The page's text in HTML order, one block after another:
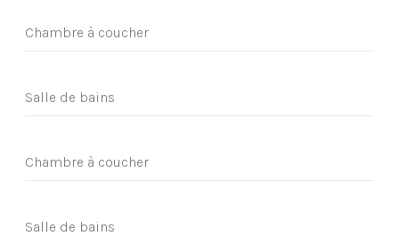
Chambre à coucher
Salle de bains
Chambre à coucher
Salle de bains